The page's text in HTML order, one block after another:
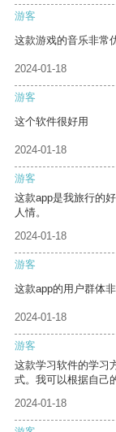
游客
这款游戏的音乐非常
2024-01-18
游客
这个软件很好用
2024-01-18
游客
这款app是我旅行的
人情。
2024-01-18
游客
这款app的用户群体
2024-01-18
游客
这款学习软件的学习
式。我可以根据自己
2024-01-18